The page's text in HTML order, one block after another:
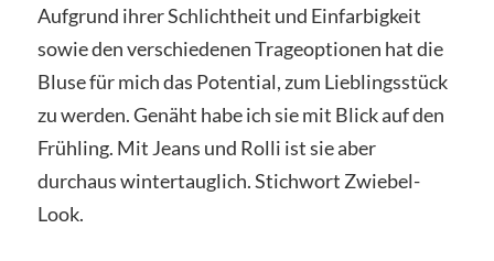
Aufgrund ihrer Schlichtheit und Einfarbigkeit
sowie den verschiedenen Trageoptionen hat die
Bluse für mich das Potential, zum Lieblingsstück
zu werden. Genäht habe ich sie mit Blick auf den
Frühling. Mit Jeans und Rolli ist sie aber
durchaus wintertauglich. Stichwort Zwiebel-
Look.